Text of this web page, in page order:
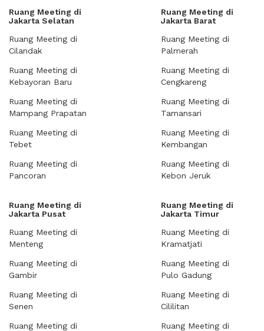
Ruang Meeting di
Jakarta Selatan
Ruang Meeting di
Cilandak
Ruang Meeting di
Kebayoran Baru
Ruang Meeting di
Mampang Prapatan
Ruang Meeting di
Tebet
Ruang Meeting di
Pancoran
Ruang Meeting di
Jakarta Barat
Ruang Meeting di
Palmerah
Ruang Meeting di
Cengkareng
Ruang Meeting di
Tamansari
Ruang Meeting di
Kembangan
Ruang Meeting di
Kebon Jeruk
Ruang Meeting di
Jakarta Pusat
Ruang Meeting di
Menteng
Ruang Meeting di
Gambir
Ruang Meeting di
Senen
Ruang Meeting di
Ruang Meeting di
Jakarta Timur
Ruang Meeting di
Kramatjati
Ruang Meeting di
Pulo Gadung
Ruang Meeting di
Cililitan
Ruang Meeting di